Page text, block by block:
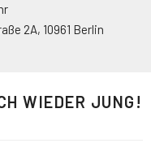
2A, 10961 Berlin
WIEDER JUNG!